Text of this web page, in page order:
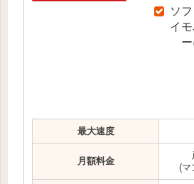
ソ
イ
最大速度
月額料金
(マ